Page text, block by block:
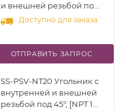
и внешней резьбой под
45°, [NPT 3/4" - NPT 1"],
нерж.сталь 316
Доступно для заказа
ОТПРАВИТЬ ЗАПРОС
SS-PSV-NT20 Угольник с
внутренней и внешней
резьбой под 45°, [NPT 1